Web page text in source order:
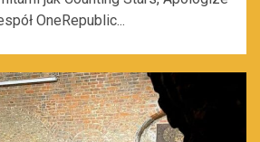
OneRepublic...